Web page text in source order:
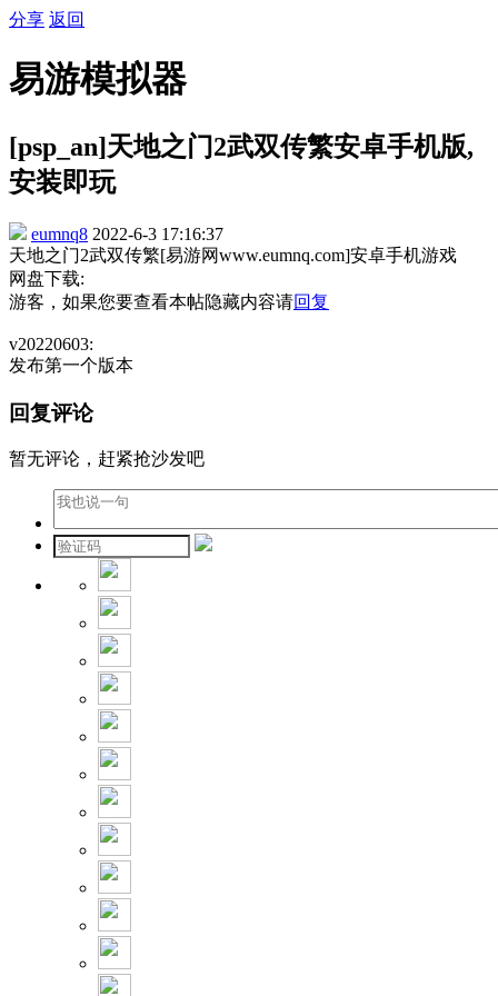
分享 返回
易游模拟器
[psp_an]天地之门2武双传繁安卓手机版,
安装即玩
eumnq8 2022-6-3 17:16:37
天地之门2武双传繁[易游网www.eumnq.com]安卓手机游戏
网盘下载:
游客，如果您要查看本帖隐藏内容请回复
v20220603:
发布第一个版本
回复评论
暂无评论，赶紧抢沙发吧